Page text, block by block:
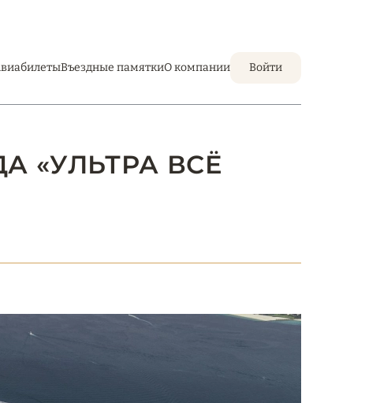
Въездные памяткиО компании Войти
«УЛЬТРА ВСЁ